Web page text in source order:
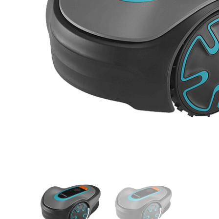
Servicio Técnico
Contacto
Búsqueda